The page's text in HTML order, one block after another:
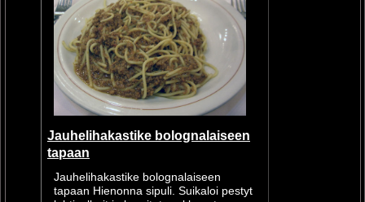
Jauhelihakastike bolognalaiseen
tapaan
Jauhelihakastike bolognalaiseen
tapaan Hienonna sipuli. Suikaloi pestyt